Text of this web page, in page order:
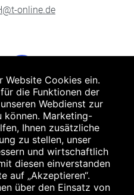
online.de
Website Cookies ein.
die Funktionen der
Webdienst zur
können. Marketing-
Ihnen zusätzliche
zu stellen, unser
und wirtschaftlich
diesen einverstanden
auf „Akzeptieren“.
über den Einsatz von